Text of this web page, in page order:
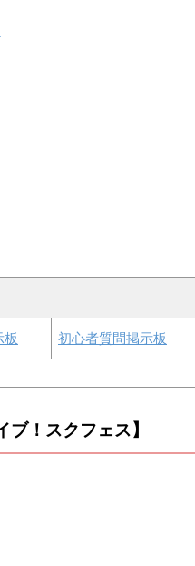
板 初心者質問掲示板
！スクフェス】